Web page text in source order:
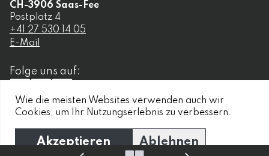
CH-3906 Saas-Fee
Postplatz 4
+41 27 530 14 05
E-Mail
Folge uns auf:
Impressum
Datenschutz
Wie die meisten Websites verwenden auch wir
Cookies, um Ihr Nutzungserlebnis zu verbessern.
Akzeptieren Ablehnen